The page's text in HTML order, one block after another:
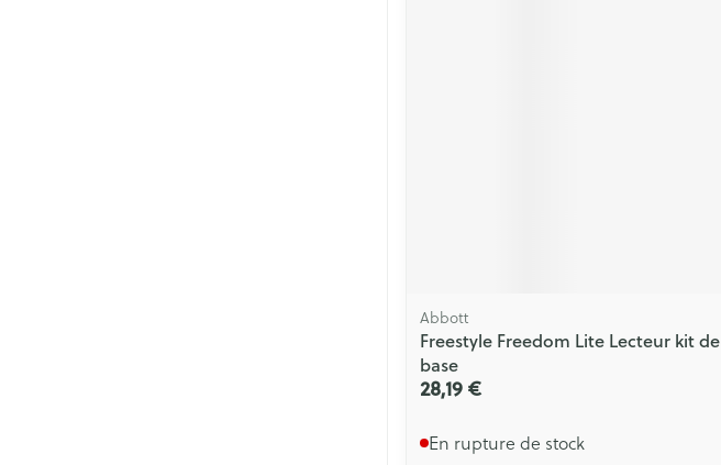
Abbott
Freestyle Freedom Lite Lecteur kit de
base
28,19 €
En rupture de stock